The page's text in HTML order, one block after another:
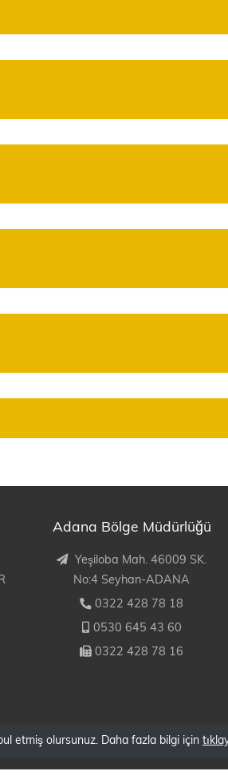
Adana Bölge Müdürlüğü
Yeşiloba Mah. 46009 SK.
No:4 Seyhan-ADANA
0322 428 78 18
0530 645 43 60
0322 428 78 16
etmiş olursunuz. Daha fazla bilgi için